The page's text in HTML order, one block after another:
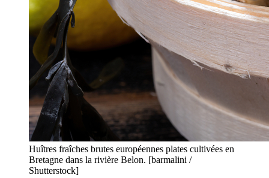
Huîtres fraîches brutes européennes plates cultivées en
Bretagne dans la rivière Belon. [barmalini /
Shutterstock]